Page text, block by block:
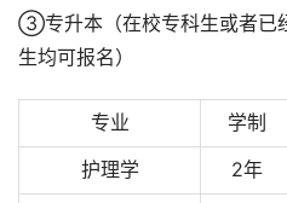
③专升本（在校专科生或者已
生均可报名）
专业 学制
护理学 2年